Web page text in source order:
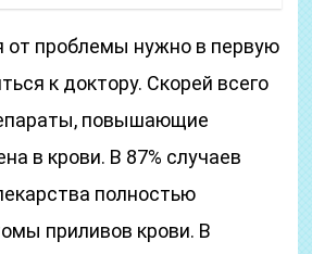
от проблемы нужно в первую
к доктору. Скорей всего
повышающие
в крови. В 87% случаев
полностью
приливов крови. В